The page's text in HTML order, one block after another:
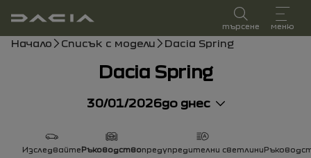
Ръководство за потребителя
търсене меню
Навигационен път
Начало Списък с модели Dacia Spring
Dacia Spring
30/01/2026до днес
ИзследвайтеРъководствопредупредителни светлини